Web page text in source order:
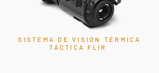
SISTEMA DE VISIÓN TÉRMICA
TÁCTICA FLIR